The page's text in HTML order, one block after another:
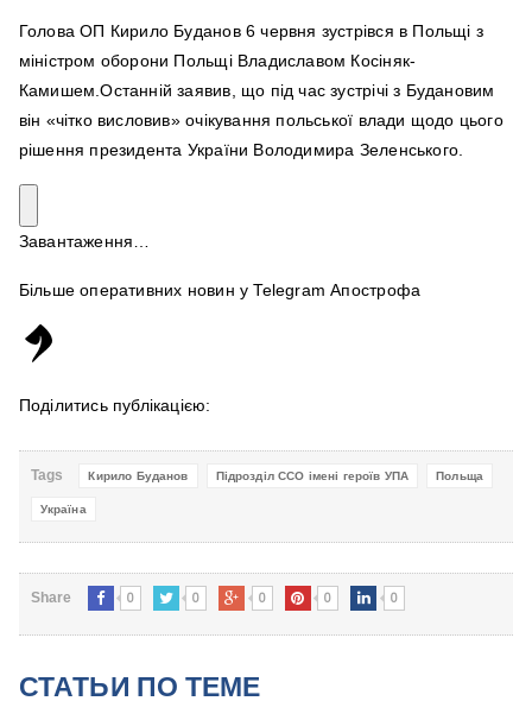
Голова ОП Кирило Буданов 6 червня зустрівся в Польщі з
міністром оборони Польщі Владиславом Косіняк-
Камишем.Останній заявив, що під час зустрічі з Будановим
він «чітко висловив» очікування польської влади щодо цього
рішення президента України Володимира Зеленського.
Завантаження…
Більше оперативних новин у Telegram Апострофа
Поділитись публікацією:
Tags Кирило Буданов Підрозділ ССО імені героїв УПА Польща
Україна
Share 0 0 0 0 0
СТАТЬИ ПО ТЕМЕ